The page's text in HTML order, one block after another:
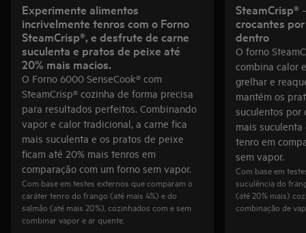
Experimente alimentos
incrivelmente tenros com o Forno
SteamCrisp®, e desfrute de carne
suculenta e pratos de peixe até
20% mais macios.
O Forno 6000 SenseCook® com
SteamCrisp® cozinha de forma precisa
para resultados perfeitos. Combinando
vapor e calor tradicional, a carne fica
mais suculenta e os pratos de peixe
ficam até 20% mais tenros em
comparação com um forno sem vapor.
Com base em testes externos que comparam o
caráter tenro do frango (até mais 4%) e do
salmão (até mais 20%), cozinhados com e sem
combinar vapor e ar quente.
SteamCrisp®
crocantes
dentro
O forno
combina calor
grelhar e
mantém os
suculentos por
mais
tenro em
sem vapor.
Com base em
suculência do
(até 20% mais)
combinação de